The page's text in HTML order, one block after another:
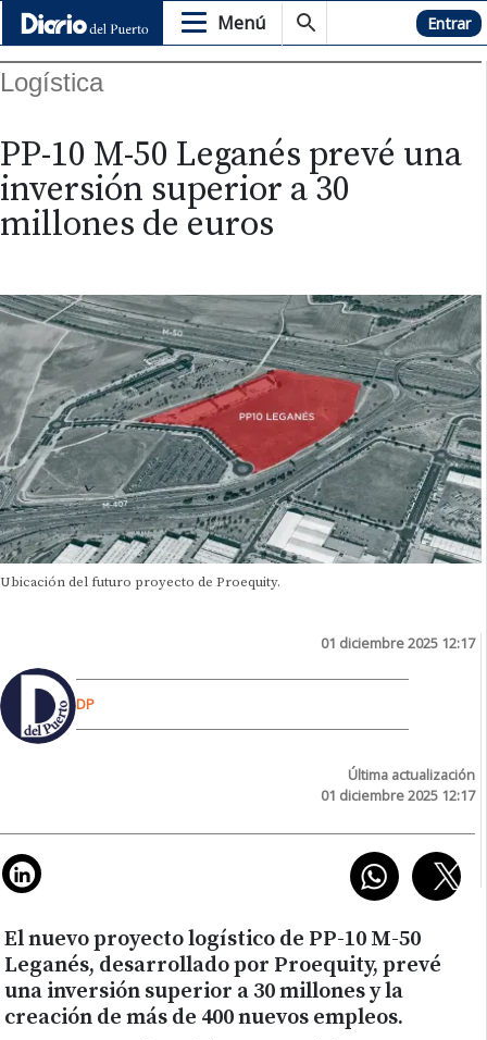
Menú Hemeroteca Entrar
Logística
PP-10 M-50 Leganés prevé una
inversión superior a 30
millones de euros
Ubicación del futuro proyecto de Proequity.
01 diciembre 2025 12:17
DP
Última actualización
01 diciembre 2025 12:17
El nuevo proyecto logístico de PP-10 M-50
Leganés, desarrollado por Proequity, prevé
una inversión superior a 30 millones y la
creación de más de 400 nuevos empleos.